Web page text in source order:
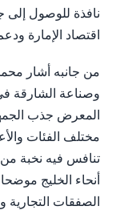
نافذة للوصول
اقتصاد الإمارة
من جانبه أشار
وصناعة الشارقة
المعرض جذب
مختلف الفئات
تنافس فيه نخبة
أنحاء الخليج
الصفقات التجارية